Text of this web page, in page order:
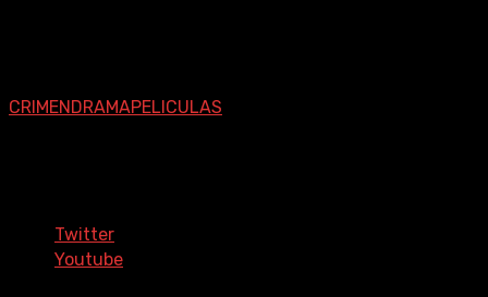
CRIMENDRAMAPELICULAS
Twitter
Youtube